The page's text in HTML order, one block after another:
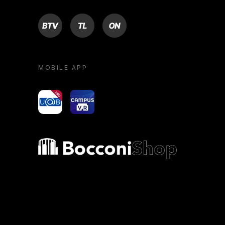
BTV TL ON
MOBILE APP
yoU@B Campus VR
Bocconi shop